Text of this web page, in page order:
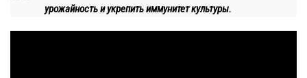
урожайность и укрепить иммунитет культуры.